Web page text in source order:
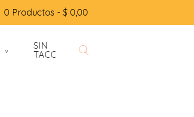
0 Productos -$ 0,00
> SIN
TACC